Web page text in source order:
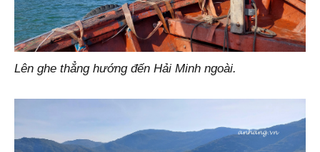
Lên ghe thẳng hướng đến Hải Minh ngoài.